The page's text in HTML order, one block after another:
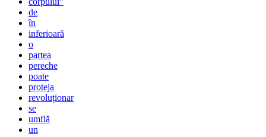
de
în
inferioară
o
partea
pereche
poate
proteja
revoluționar
se
umflă
un